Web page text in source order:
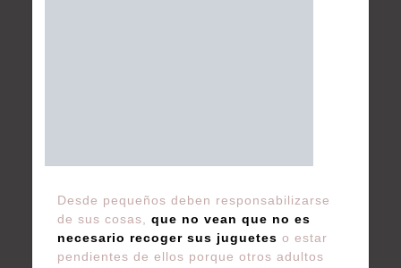
Desde pequeños deben responsabilizarse
de sus cosas, que no vean que no es
necesario recoger sus juguetes o estar
pendientes de ellos porque otros adultos